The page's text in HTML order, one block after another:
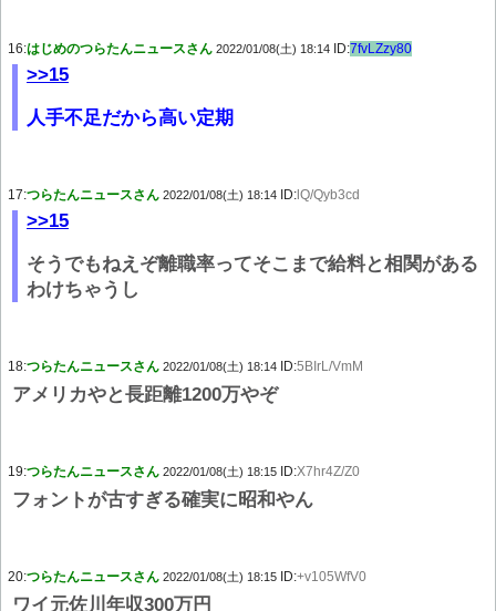
16:はじめのつらたんニュースさん 2022/01/08(土) 18:14 ID:7fvLZzy80
>>15
人手不足だから高い定期
17:つらたんニュースさん 2022/01/08(土) 18:14 ID: lQ/Qyb3cd
>>15
そうでもねえぞ離職率ってそこまで給料と相関がある
わけちゃうし
18:つらたんニュースさん 2022/01/08(土) 18:14 ID:5BIrL/VmM
アメリカやと長距離1200万やぞ
19:つらたんニュースさん 2022/01/08(土) 18:15 ID:X7hr4Z/Z0
フォントが古すぎる確実に昭和やん
20:つらたんニュースさん 2022/01/08(土) 18:15 ID:+v105WfV0
ワイ元佐川年収300万円